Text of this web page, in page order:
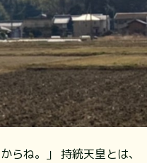
らね。」 持統天皇とは、